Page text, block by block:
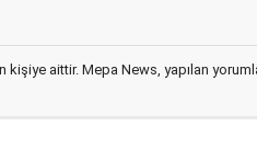
aittir. Mepa News, yapılan